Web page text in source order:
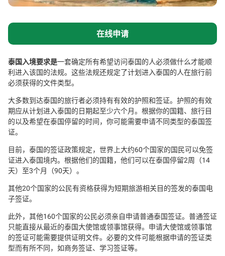
在线申请
泰国入境要求是一套确定所有希望访问泰国的人必须做什么才能顺
利进入该国的法规。这些法规还规定了计划进入泰国的人在旅行前
必须获得的文件类型。
大多数到达泰国的旅行者必须持有有效的护照和签证。护照的有效
期应从计划进入泰国的日期起至少六个月。根据你的国籍、旅行目
的以及希望在泰国停留的时间，你可能需要申请不同类型的泰国签
证。
目前，泰国的签证政策规定，世界上大约60个国家的国民可以免签
证进入泰国境内。根据他们的国籍，他们可以在泰国停留2周（14
天）至3个月（90天）。
其他20个国家的公民有资格获得为短期旅游相关目的签发的泰国电
子签证。
此外，其他160个国家的公民必须亲自申请普通泰国签证。普通签证
只能直接从最近的泰国大使馆或领事馆获得。申请大使馆或领事馆
的签证可能需要提供证明文件。必要的文件可能根据申请的签证类
型而有所不同，如商务签证、学习签证等。